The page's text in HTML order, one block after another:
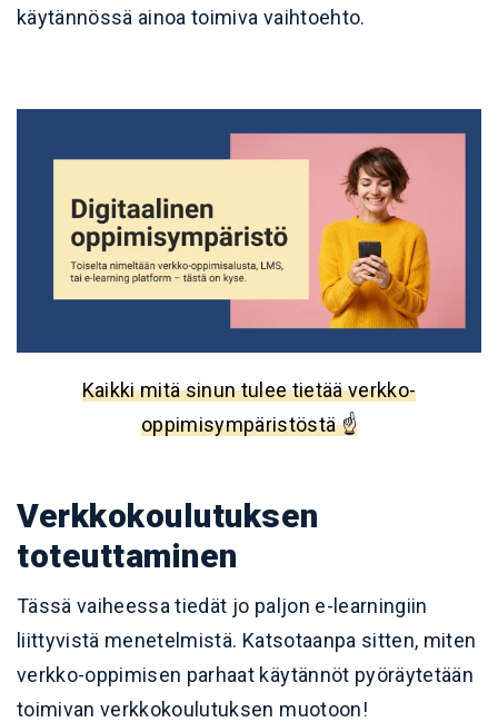
käytännössä ainoa toimiva vaihtoehto.
Kaikki mitä sinun tulee tietää verkko-
oppimisympäristöstä ☝️
Verkkokoulutuksen
toteuttaminen
Tässä vaiheessa tiedät jo paljon e-learningiin
liittyvistä menetelmistä. Katsotaanpa sitten, miten
verkko-oppimisen parhaat käytännöt pyöräytetään
toimivan verkkokoulutuksen muotoon!